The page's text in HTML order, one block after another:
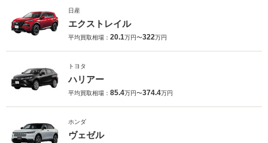
日産
エクストレイル
平均買取相場： 20.1万円〜322万円
トヨタ
ハリアー
平均買取相場： 85.4万円〜374.4万円
ホンダ
ヴェゼル